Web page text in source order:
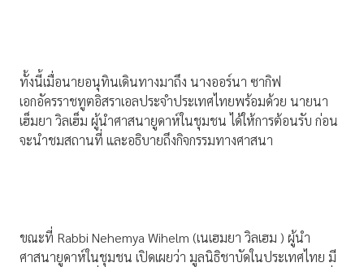
ทั้งนี้เมื่อนายอนุทินเดินทางมาถึง นางออร์นา ซากิฟ
เอกอัครราชทูตอิสราเอลประจำประเทศไทยพร้อมด้วย นายนา
เฮ็มยา วิลเฮ็ม ผู้นำศาสนายูดาห์ในชุมชน ได้ให้การต้อนรับ ก่อน
จะนำชมสถานที่ และอธิบายถึงกิจกรรมทางศาสนา
ขณะที่ Rabbi Nehemya Wihelm (เนเฮมยา วิลเฮม ) ผู้นำ
ศาสนายูดาห์ในชุมชน เปิดเผยว่า มูลนิธิชาบัดในประเทศไทย มี